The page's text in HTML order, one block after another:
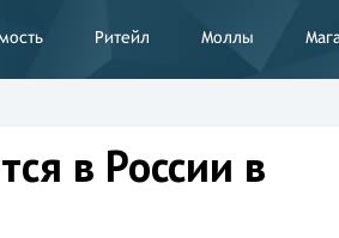
Ритейл Моллы
в России в